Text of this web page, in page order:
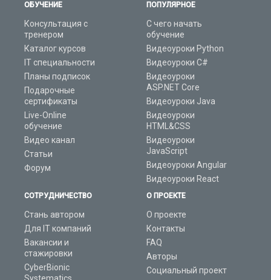
ОБУЧЕНИЕ
Консультация с
тренером
Каталог курсов
IT специальности
Планы подписок
Подарочные
сертификаты
Live-Online
обучение
Видео канал
Статьи
Форум
ПОПУЛЯРНОЕ
С чего начать
обучение
Видеоуроки Python
Видеоуроки C#
Видеоуроки
ASP.NET Core
Видеоуроки Java
Видеоуроки
HTML&CSS
Видеоуроки
JavaScript
Видеоуроки Angular
Видеоуроки React
СОТРУДНИЧЕСТВО
Стань автором
Для IT компаний
Вакансии и
стажировки
CyberBionic
О ПРОЕКТЕ
О проекте
Контакты
FAQ
Авторы
Социальный проект